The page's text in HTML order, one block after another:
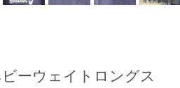
ーウェイトロングス